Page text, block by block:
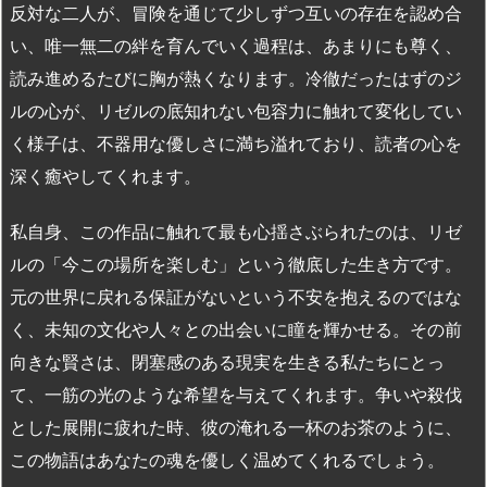
反対な二人が、冒険を通じて少しずつ互いの存在を認め合
い、唯一無二の絆を育んでいく過程は、あまりにも尊く、
読み進めるたびに胸が熱くなります。冷徹だったはずのジ
ルの心が、リゼルの底知れない包容力に触れて変化してい
く様子は、不器用な優しさに満ち溢れており、読者の心を
深く癒やしてくれます。
私自身、この作品に触れて最も心揺さぶられたのは、リゼ
ルの「今この場所を楽しむ」という徹底した生き方です。
元の世界に戻れる保証がないという不安を抱えるのではな
く、未知の文化や人々との出会いに瞳を輝かせる。その前
向きな賢さは、閉塞感のある現実を生きる私たちにとっ
て、一筋の光のような希望を与えてくれます。争いや殺伐
とした展開に疲れた時、彼の淹れる一杯のお茶のように、
この物語はあなたの魂を優しく温めてくれるでしょう。